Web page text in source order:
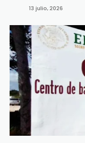
13 julio, 2026